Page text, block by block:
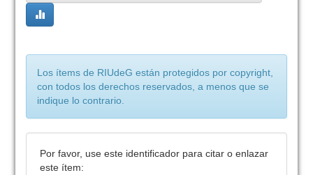
Los ítems de RIUdeG están protegidos por copyright,
con todos los derechos reservados, a menos que se
indique lo contrario.
Por favor, use este identificador para citar o enlazar
este ítem: